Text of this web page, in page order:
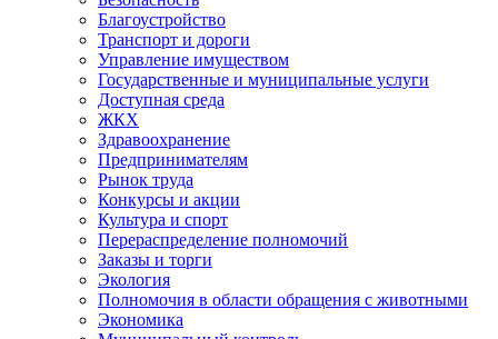
Благоустройство
Транспорт и дороги
Управление имуществом
Государственные и муниципальные услуги
Доступная среда
ЖКХ
Здравоохранение
Предпринимателям
Рынок труда
Конкурсы и акции
Культура и спорт
Перераспределение полномочий
Заказы и торги
Экология
Полномочия в области обращения с животными
Экономика